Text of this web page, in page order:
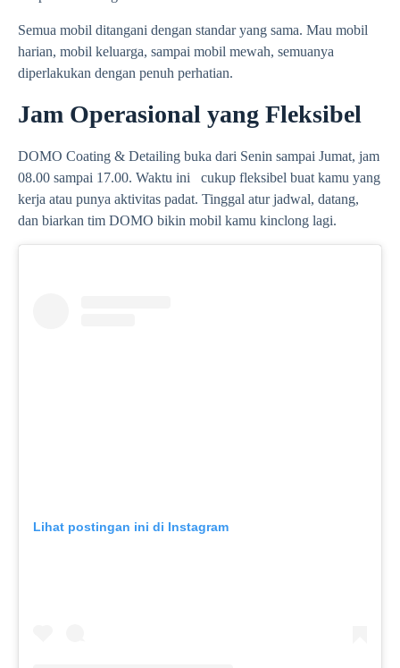
Semua mobil ditangani dengan standar yang sama. Mau mobil
harian, mobil keluarga, sampai mobil mewah, semuanya
diperlakukan dengan penuh perhatian.
Jam Operasional yang Fleksibel
DOMO Coating & Detailing buka dari Senin sampai Jumat, jam
08.00 sampai 17.00. Waktu ini cukup fleksibel buat kamu yang
kerja atau punya aktivitas padat. Tinggal atur jadwal, datang,
dan biarkan tim DOMO bikin mobil kamu kinclong lagi.
Lihat postingan ini di Instagram